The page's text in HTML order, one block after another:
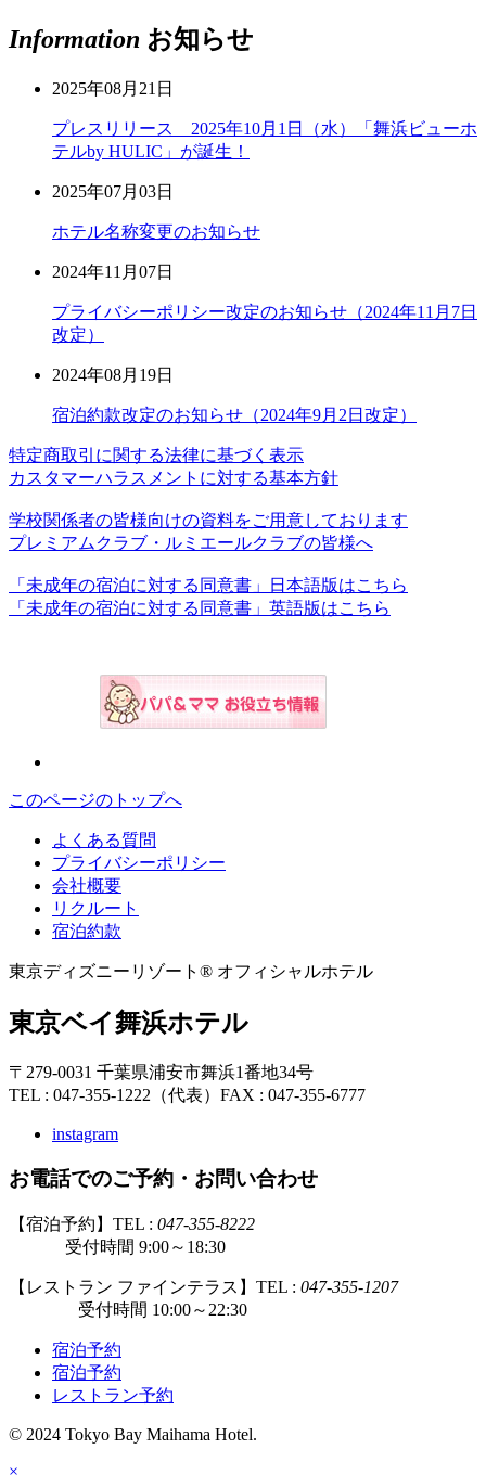
Information お知らせ
2025年08月21日
プレスリリース 2025年10月1日（水）「舞浜ビューホ
テルby HULIC」が誕生！
2025年07月03日
ホテル名称変更のお知らせ
2024年11月07日
プライバシーポリシー改定のお知らせ（2024年11月7日
改定）
2024年08月19日
宿泊約款改定のお知らせ（2024年9月2日改定）
特定商取引に関する法律に基づく表示
カスタマーハラスメントに対する基本方針
学校関係者の皆様向けの資料をご用意しております
プレミアムクラブ・ルミエールクラブの皆様へ
「未成年の宿泊に対する同意書」日本語版はこちら
「未成年の宿泊に対する同意書」英語版はこちら
このページのトップへ
よくある質問
プライバシーポリシー
会社概要
リクルート
宿泊約款
東京ディズニーリゾート® オフィシャルホテル
東京ベイ舞浜ホテル
〒279-0031 千葉県浦安市舞浜1番地34号
TEL : 047-355-1222（代表） FAX : 047-355-6777
instagram
お電話でのご予約・お問い合わせ
【宿泊予約】TEL : 047-355-8222
受付時間 9:00～18:30
【レストラン ファインテラス】TEL : 047-355-1207
受付時間 10:00～22:30
宿泊予約
宿泊予約
レストラン予約
© 2024 Tokyo Bay Maihama Hotel.
×